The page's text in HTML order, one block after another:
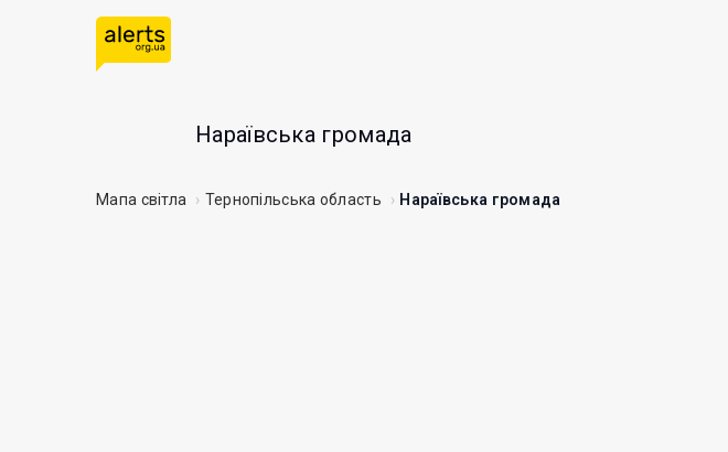
Нараївська громада
Мапа світла Тернопільська область Нараївська громада